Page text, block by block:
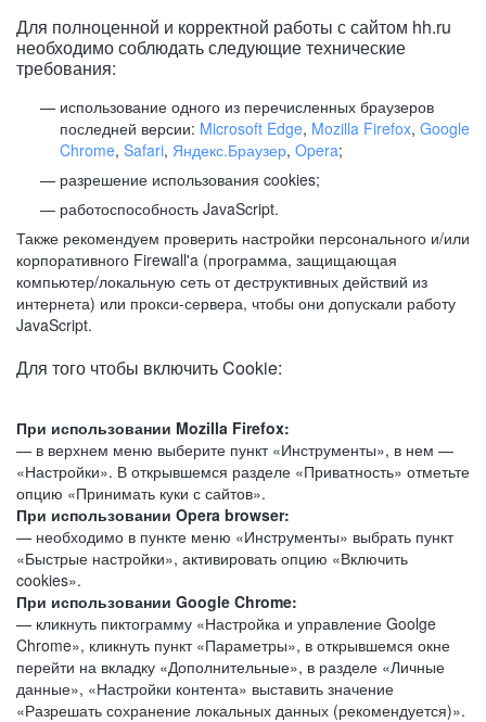
Для полноценной и корректной работы с сайтом hh.ru
необходимо соблюдать следующие технические
требования:
использование одного из перечисленных браузеров
последней версии: Microsoft Edge, Mozilla Firefox, Google
Chrome, Safari, Яндекс.Браузер, Opera;
разрешение использования cookies;
работоспособность JavaScript.
Также рекомендуем проверить настройки персонального и/или
корпоративного Firewall'a (программа, защищающая
компьютер/локальную сеть от деструктивных действий из
интернета) или прокси-сервера, чтобы они допускали работу
JavaScript.
Для того чтобы включить Cookie:
При использовании Mozilla Firefox:
— в верхнем меню выберите пункт «Инструменты», в нем —
«Настройки». В открывшемся разделе «Приватность» отметьте
опцию «Принимать куки с сайтов».
При использовании Opera browser:
— необходимо в пункте меню «Инструменты» выбрать пункт
«Быстрые настройки», активировать опцию «Включить
cookies».
При использовании Google Chrome:
— кликнуть пиктограмму «Настройка и управление Goolge
Chrome», кликнуть пункт «Параметры», в открывшемся окне
перейти на вкладку «Дополнительные», в разделе «Личные
данные», «Настройки контента» выставить значение
«Разрешать сохранение локальных данных (рекомендуется)».